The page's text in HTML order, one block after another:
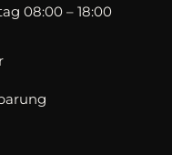
08:00 – 18:00